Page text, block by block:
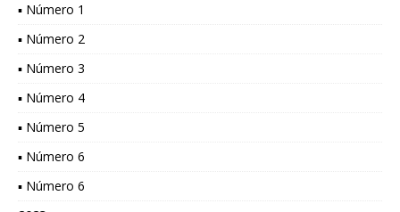
▪ Número 1
▪ Número 2
▪ Número 3
▪ Número 4
▪ Número 5
▪ Número 6
▪ Número 6